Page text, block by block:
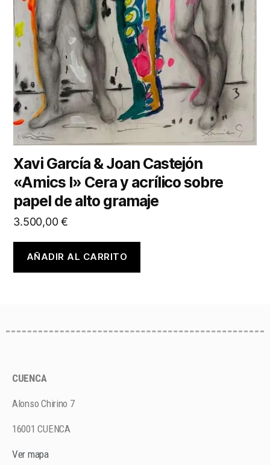
Xavi García & Joan Castejón
«Amics I» Cera y acrílico sobre
papel de alto gramaje
3.500,00€
AÑADIR AL CARRITO
CUENCA
Alonso Chirino 7
16001 CUENCA
Ver mapa